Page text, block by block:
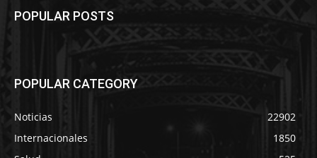
POPULAR POSTS
POPULAR CATEGORY
Noticias
22902
Internacionales
1850